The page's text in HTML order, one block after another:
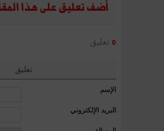
أضف تعليق على هذا
0 تعليق
تعليق
الإسم
البريد الإلكتروني